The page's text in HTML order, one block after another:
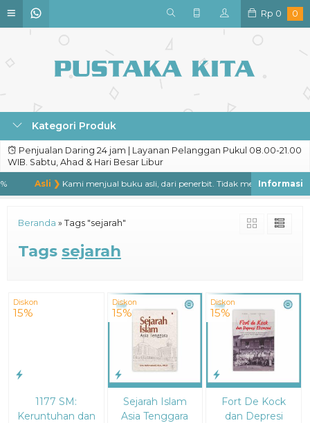
Rp 0 0
Kategori Produk
Penjualan Daring 24 jam | Layanan Pelanggan Pukul 08.00-21.00
WIB. Sabtu, Ahad & Hari Besar Libur
Asli ❯ Kami menjual buku asli, dari penerbit. Tidak menjual buku
Beranda » Tags "sejarah"
Tags sejarah
Diskon
15%
1177 SM:
Keruntuhan dan
Diskon
15%
Sejarah Islam
Asia Tenggara
Diskon
15%
Fort De Kock
dan Depresi